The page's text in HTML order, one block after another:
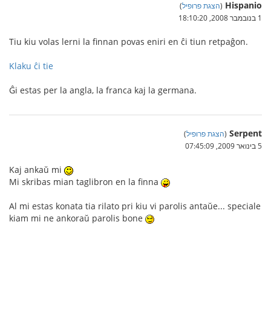
Hispanio
(הצגת פרופיל)
1 בנובמבר 2008, 18:10:20
Tiu kiu volas lerni la finnan povas eniri en ĉi tiun retpaĝon.
Klaku ĉi tie
Ĝi estas per la angla, la franca kaj la germana.
Serpent
(הצגת פרופיל)
5 בינואר 2009, 07:45:09
Kaj ankaŭ mi
Mi skribas mian taglibron en la finna
Al mi estas konata tia rilato pri kiu vi parolis antaŭe... speciale
kiam mi ne ankoraŭ parolis bone